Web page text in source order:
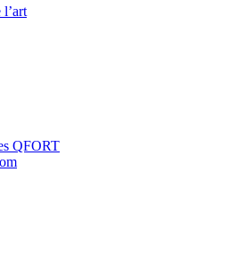
l’art
QFORT